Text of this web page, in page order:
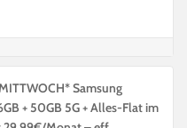
Samsung
+ 50GB 5G + Alles-Flat im